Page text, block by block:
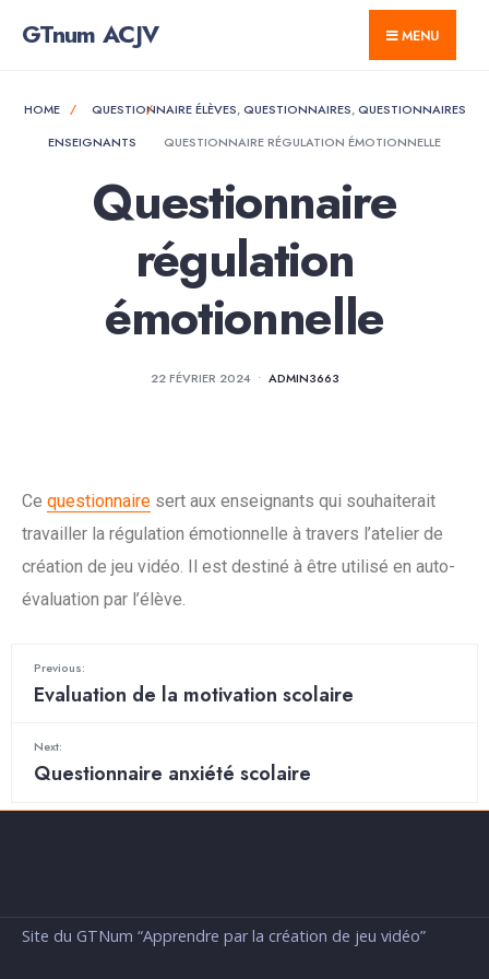
GTnum ACJV MENU
HOME QUESTIONNAIRE ÉLÈVES,QUESTIONNAIRES,QUESTIONNAIRES
ENSEIGNANTS
QUESTIONNAIRE RÉGULATION ÉMOTIONNELLE
Questionnaire
régulation
émotionnelle
22 FÉVRIER 2024 • ADMIN3663
Ce questionnaire sert aux enseignants qui souhaiterait
travailler la régulation émotionnelle à travers l’atelier de
création de jeu vidéo. Il est destiné à être utilisé en auto-
évaluation par l’élève.
Previous:
Evaluation de la motivation scolaire
Next:
Questionnaire anxiété scolaire
Site du GTNum “Apprendre par la création de jeu vidéo”